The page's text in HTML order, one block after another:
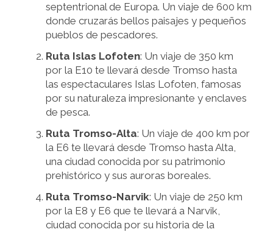
septentrional de Europa. Un viaje de 600 km
donde cruzarás bellos paisajes y pequeños
pueblos de pescadores.
Ruta Islas Lofoten: Un viaje de 350 km
por la E10 te llevará desde Tromso hasta
las espectaculares Islas Lofoten, famosas
por su naturaleza impresionante y enclaves
de pesca.
Ruta Tromso-Alta: Un viaje de 400 km por
la E6 te llevará desde Tromso hasta Alta,
una ciudad conocida por su patrimonio
prehistórico y sus auroras boreales.
Ruta Tromso-Narvik: Un viaje de 250 km
por la E8 y E6 que te llevará a Narvik,
ciudad conocida por su historia de la